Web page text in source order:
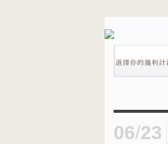
06/23